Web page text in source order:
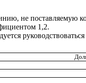
не поставляемую
1,2.